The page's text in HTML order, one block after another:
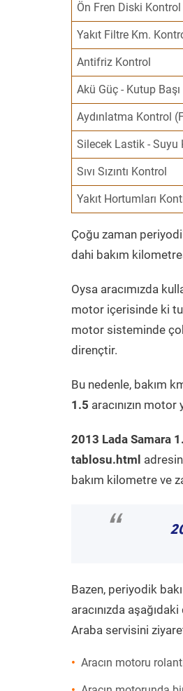
Ön Fren Diski Kontrol
Yakıt Filtre Km.
Antifriz Kontrol
Akü Güç - Kutup
Aydınlatma Kontrol
Silecek Lastik - Suyu
Sıvı Sızıntı Kontrol
Yakıt Hortumları
Çoğu zaman
dahi bakım
Oysa aracımızda
motor içerisinde ki
motor sisteminde
dirençtir.
Bu nedenle, bakım
1.5 aracınızın
2013 Lada Samara
tablosu.html
bakım kilometre ve
“
Bazen, periyodik
aracınızda
Araba servisini
Aracın motoru